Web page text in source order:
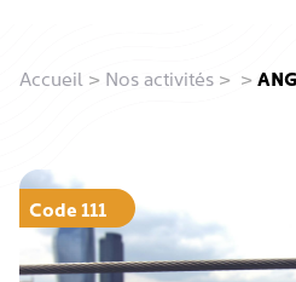
Accueil > Nos activités > >
Code 111